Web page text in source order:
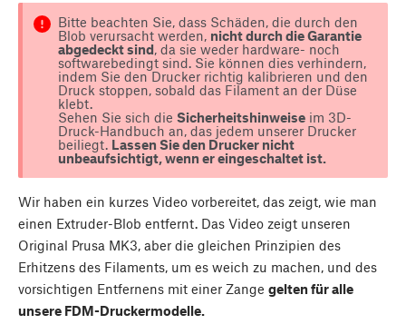
Bitte beachten Sie, dass Schäden, die durch den
Blob verursacht werden, nicht durch die Garantie
abgedeckt sind, da sie weder hardware- noch
softwarebedingt sind. Sie können dies verhindern,
indem Sie den Drucker richtig kalibrieren und den
Druck stoppen, sobald das Filament an der Düse
klebt.
Sehen Sie sich die Sicherheitshinweiseim 3D-
Druck-Handbuch an, das jedem unserer Drucker
beiliegt. Lassen Sie den Drucker nicht
unbeaufsichtigt, wenn er eingeschaltet ist.
Wir haben ein kurzes Video vorbereitet, das zeigt, wie man
einen Extruder-Blob entfernt. Das Video zeigt unseren
Original Prusa MK3, aber die gleichen Prinzipien des
Erhitzens des Filaments, um es weich zu machen, und des
vorsichtigen Entfernens mit einer Zange gelten für alle
unsere FDM-Druckermodelle.